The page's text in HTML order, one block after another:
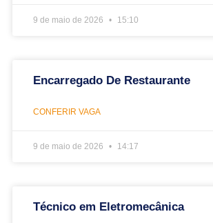
9 de maio de 2026 15:10
Encarregado De Restaurante
CONFERIR VAGA
9 de maio de 2026 14:17
Técnico em Eletromecânica